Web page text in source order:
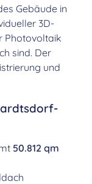
Gebäude in
3D-
Photovoltaik
sind. Der
und
50.812 qm